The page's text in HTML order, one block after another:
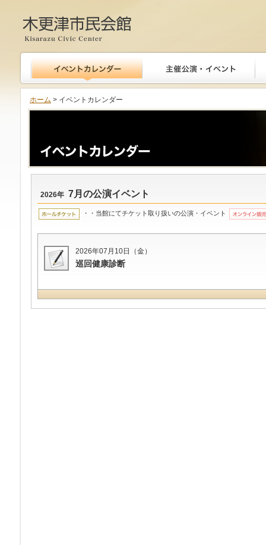
木更津市民会館
ホーム > イベントカレンダー
2026年 7月の公演イベント
・・当館にてチケット取り扱いの公演・イベント
2026年07月10日（金）
巡回健康診断